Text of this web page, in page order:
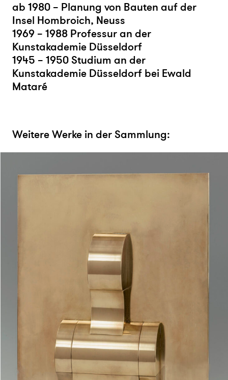
ab 1980 – Planung von Bauten auf der
Insel Hombroich, Neuss
1969 – 1988 Professur an der
Kunstakademie Düsseldorf
1945 – 1950 Studium an der
Kunstakademie Düsseldorf bei Ewald
Mataré
Weitere Werke in der Sammlung: